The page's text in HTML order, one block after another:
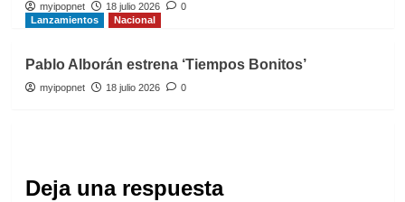
myipopnet 18 julio 2026
0
Lanzamientos
Nacional
Pablo Alborán estrena ‘Tiempos Bonitos’
myipopnet 18 julio 2026 0
Deja una respuesta